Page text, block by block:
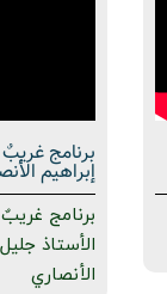
إبراهيم
الأستاذ
الأنصاري